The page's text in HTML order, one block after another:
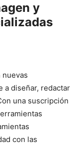
y
a diseñar, redactar
una suscripción
con las